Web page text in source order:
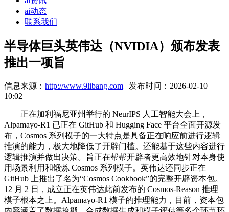
ai动态
联系我们
半导体巨头英伟达（NVIDIA）颁布发表
推出一项旨
信息来源： http://www.9libang.com | 发布时间：2026-02-10
10:02
正在加利福尼亚州举行的 NeurIPS 人工智能大会上，
Alpamayo-R1 已正在 GitHub 和 Hugging Face 平台全面开源发
布，Cosmos 系列模子的一大特点是具备正在响应前进行逻辑
推演的能力，极大地降低了开辟门槛。还能基于这些内容进行
逻辑推演并做出决策。旨正在帮帮开辟者更高效地针对本身使
用场景利用和锻炼 Cosmos 系列模子。英伟达还同步正在
GitHub 上推出了名为“Cosmos Cookbook”的完整开辟资本包。
12 月 2 日，成立正在英伟达此前发布的 Cosmos-Reason 推理
模子根本之上。Alpamayo-R1 模子的推理能力，目前，资本包